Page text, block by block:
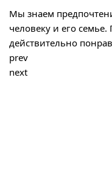
Мы знаем
человеку и его
действительно
prev
next